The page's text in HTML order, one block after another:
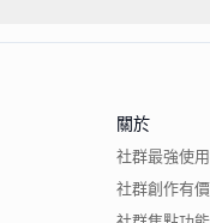
關於
社群最強使
社群創作有